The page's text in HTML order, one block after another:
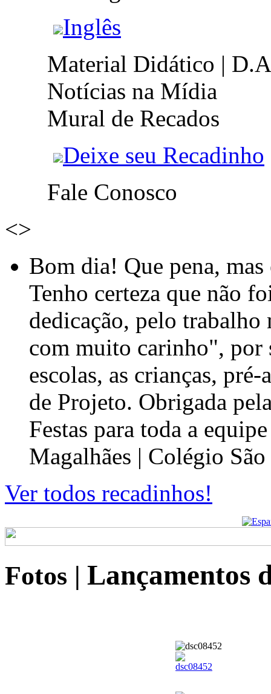
Inglês
Material Didático |
Notícias na Mídia
Mural de Recados
Deixe seu Recadinho
Fale Conosco
<>
Bom dia! Que pena,
Tenho certeza que não
dedicação, pelo
com muito carinho", por
escolas, as crianças, pré-
de Projeto. Obrigada
Festas para toda a
Magalhães | Colégio
Ver todos recadinhos!
Fotos | Lançamentos